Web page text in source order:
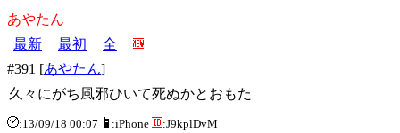
あやたん
最新
最初
全
#391 [あやたん]
久々にがち風邪ひいて死ぬかとおもた
:13/09/18 00:07 :iPhone :J9kplDvM